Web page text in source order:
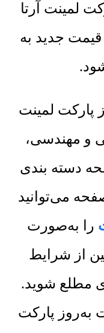
لمینت آرتا
قیمت جدید به
پارکت لمینت
و مهندسی،
دسته بندی
می‌توانید
را به‌صورت
از شرایط
مطلع شوید.
به‌روز پارکت